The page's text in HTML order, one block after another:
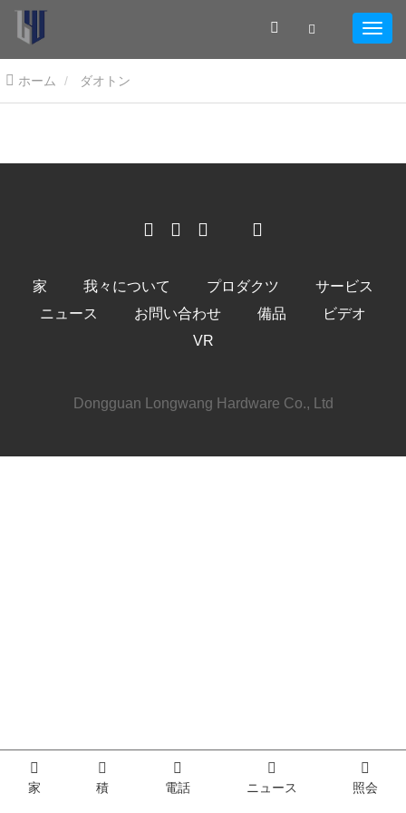
ホーム ダオトン
家 我々について プロダクツ
サービス
ニュース
お問い合わせ 備品
ビデオ
VR
Dongguan Longwang Hardware Co., Ltd
家 積 電話 ニュース 照会